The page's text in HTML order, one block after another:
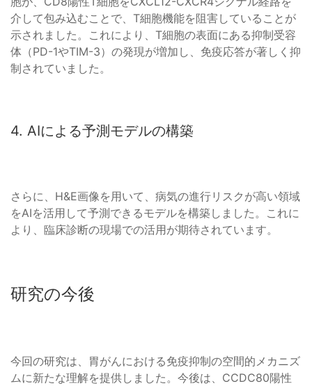
介して包み込むことで、T細胞機能を阻害していることが
示されました。これにより、T細胞の表面にある抑制受容
体（PD-1やTIM-3）の発現が増加し、免疫応答が著しく抑
制されていました。
4. AIによる予測モデルの構築
さらに、H&E画像を用いて、病気の進行リスクが高い領域
をAIを活用して予測できるモデルを構築しました。これに
より、臨床診断の現場での活用が期待されています。
研究の今後
今回の研究は、胃がんにおける免疫抑制の空間的メカニズ
ムに新たな理解を提供しました。今後は、CCDC80陽性